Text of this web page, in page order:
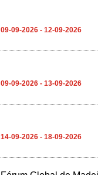
09-09-2026 - 13-09-2026
14-09-2026 - 18-09-2026
Sustentável 2026